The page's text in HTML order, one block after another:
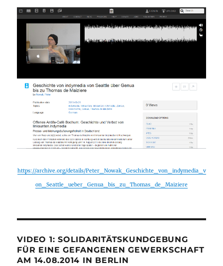
https://archive.org/details/Peter_Nowak_Geschichte_von_indymedia_v
on_Seattle_ueber_Genua_bis_zu_Thomas_de_Maiziere
VIDEO 1: SOLIDARITÄTSKUNDGEBUNG
FÜR EINE GEFANGENEN GEWERKSCHAFT
AM 14.08.2014 IN BERLIN